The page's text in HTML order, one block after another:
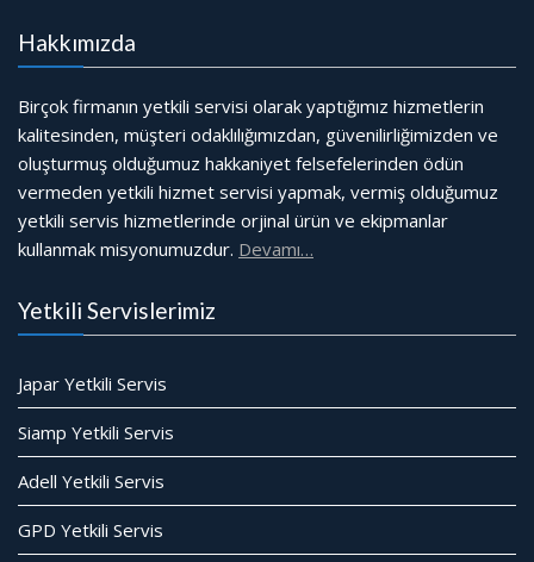
Hakkımızda
Birçok firmanın yetkili servisi olarak yaptığımız hizmetlerin
kalitesinden, müşteri odaklılığımızdan, güvenilirliğimizden ve
oluşturmuş olduğumuz hakkaniyet felsefelerinden ödün
vermeden yetkili hizmet servisi yapmak, vermiş olduğumuz
yetkili servis hizmetlerinde orjinal ürün ve ekipmanlar
kullanmak misyonumuzdur. Devamı…
Yetkili Servislerimiz
Japar Yetkili Servis
Siamp Yetkili Servis
Adell Yetkili Servis
GPD Yetkili Servis